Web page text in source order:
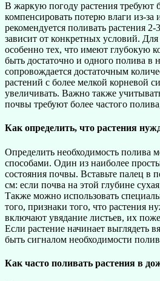
В жаркую погоду растения требуют
компенсировать потерю влаги из-
рекомендуется поливать растения
зависит от конкретных условий.
особенно тех, что имеют глубокую
быть достаточно и одного полива в
сопровождается достаточным
растений с более мелкой корневой
увеличивать. Важно также
почвы требуют более частого
Как определить, что растения
Определить необходимость полива
способами. Один из наиболее
состояния почвы. Вставьте палец в
см: если почва на этой глубине
Также можно использовать
того, признаки того, что растения
включают увядание листьев, их
Если растение начинает выглядеть
быть сигналом необходимости
Как часто поливать растения в